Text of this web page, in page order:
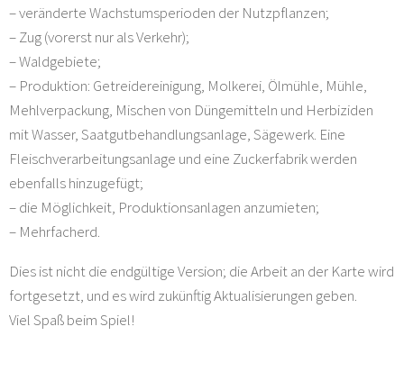
– veränderte Wachstumsperioden der Nutzpflanzen;
– Zug (vorerst nur als Verkehr);
– Waldgebiete;
– Produktion: Getreidereinigung, Molkerei, Ölmühle, Mühle,
Mehlverpackung, Mischen von Düngemitteln und Herbiziden
mit Wasser, Saatgutbehandlungsanlage, Sägewerk. Eine
Fleischverarbeitungsanlage und eine Zuckerfabrik werden
ebenfalls hinzugefügt;
– die Möglichkeit, Produktionsanlagen anzumieten;
– Mehrfacherd.
Dies ist nicht die endgültige Version; die Arbeit an der Karte wird
fortgesetzt, und es wird zukünftig Aktualisierungen geben.
Viel Spaß beim Spiel!